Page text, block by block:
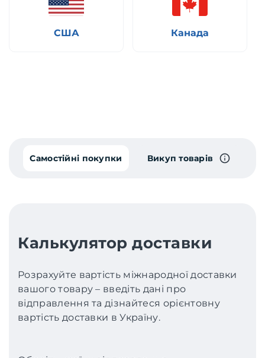
США Канада
Самостійні покупки Викуп товарів
Калькулятор доставки
Розрахуйте вартість міжнародної доставки
вашого товару – введіть дані про
відправлення та дізнайтеся орієнтовну
вартість доставки в Україну.